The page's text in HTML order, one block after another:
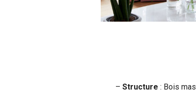
– Structure : Bois